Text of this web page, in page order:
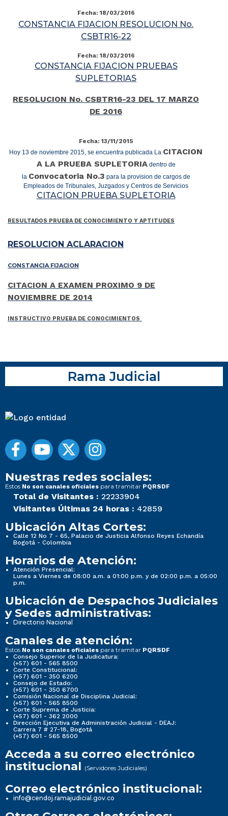
Fecha: 18/03/2016
CONSTANCIA FIJACION RESOLUCION No.
CSBTR16-22
Fecha: 18/03/2016
CONSTANCIA FIJACION PRUEBAS
SUPLETORIAS
RESOLUCION No. CSBTR16-23 DEL 17 MARZO
DE 2016
Fecha: 13/11/2015
Hoy 13 de noviembre 2015, se encuentra publicada La CITACION
A LA PRUEBA SUPLETORIAdentro de
la Convocatoria No.3 para la provision de cargos de
Empleados de Tribunales, Juzgados y Centros de Servicios
CITACION PRUEBA SUPLETORIA
RESULTADOS PRUEBA DE CONOCIMIENTO Y APTITUDES
RESOLUCION ACLARACION
CONSTANCIA FIJACION
CITACION A EXAMEN PROXIMO 9 DE
NOVIEMBRE DE 2014
INSTRUCTIVO PRUEBA DE CONOCIMIENTOS
Rama Judicial
Nuestras redes sociales:
Estos No son canales oficiales para tramitar PQRSDF
Total de Visitantes : 22233904
Visitantes Últimas 24 horas : 42859
Ubicación Altas Cortes:
Calle 12 No 7 - 65, Palacio de Justicia Alfonso Reyes Echandía
Bogotá - Colombia
Horarios de Atención:
Atención Presencial:
Lunes a Viernes de 08:00 a.m. a 01:00 p.m. y de 02:00 p.m. a 05:00
p.m.
Ubicación de Despachos Judiciales
y Sedes administrativas:
Directorio Nacional
Canales de atención:
Estos No son canales oficiales para tramitar PQRSDF
Consejo Superior de la Judicatura:
(+57) 601 - 565 8500
Corte Constitucional:
(+57) 601 - 350 6200
Consejo de Estado:
(+57) 601 - 350 6700
Comisión Nacional de Disciplina Judicial:
(+57) 601 - 565 8500
Corte Suprema de Justicia:
(+57) 601 - 362 2000
Dirección Ejecutiva de Administración Judicial - DEAJ:
Carrera 7 # 27-18, Bogotá
(+57) 601 - 565 8500
Acceda a su correo electrónico
institucional (Servidores Judiciales)
Correo electrónico institucional:
info@cendoj.ramajudicial.gov.co